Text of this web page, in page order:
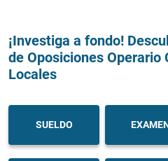
¡Investiga a fondo!
de Oposiciones Operario
Locales
SUELDO